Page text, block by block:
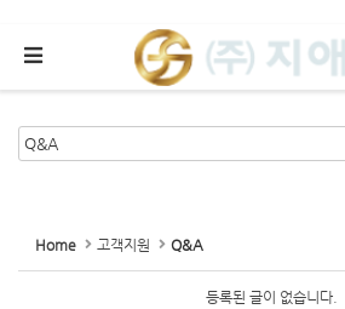
메뉴 건너뛰기
Home 고객지원 Q&A
등록된 글이 없습니다.